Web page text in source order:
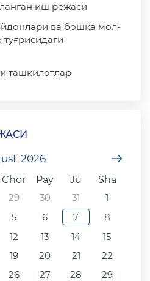
иш режаси
ва бошқа мол-
ташкилотлар
2026
Chor Pay Ju
Sha
29 30 31
1
5 6 7
8
12 13 14
15
19 20 21
22
26 27 28
29